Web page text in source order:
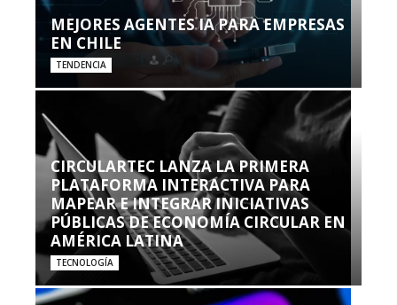
MEJORES AGENTES IA PARA EMPRESAS
EN CHILE
TENDENCIA
CIRCULARTEC LANZA LA PRIMERA
PLATAFORMA INTERACTIVA PARA
MAPEAR E INTEGRAR INICIATIVAS
PÚBLICAS DE ECONOMÍA CIRCULAR EN
AMÉRICA LATINA
TECNOLOGÍA